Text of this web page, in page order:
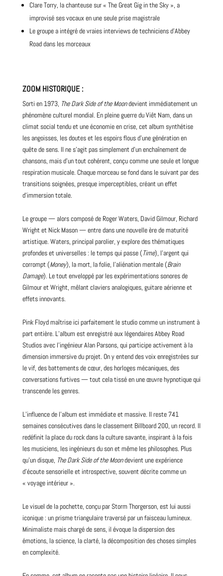
Clare Torry, la chanteuse sur « The Great Gig in the Sky », a
improvisé ses vocaux en une seule prise magistrale
Le groupe a intégré de vraies interviews de techniciens d’Abbey
Road dans les morceaux
ZOOM HISTORIQUE:
Sorti en 1973, The Dark Side of the Moondevient immédiatement un
phénomène culturel mondial. En pleine guerre du Viêt Nam, dans un
climat social tendu et une économie en crise, cet album synthétise
les angoisses, les doutes et les espoirs flous d’une génération en
quête de sens. Il ne s’agit pas simplement d’un enchaînement de
chansons, mais d’un tout cohérent, conçu comme une seule et longue
respiration musicale. Chaque morceau se fond dans le suivant par des
transitions soignées, presque imperceptibles, créant un effet
d’immersion totale.
Le groupe — alors composé de Roger Waters, DavidGilmour, Richard
Wright et Nick Mason — entre dans une nouvelle ère de maturité
artistique. Waters, principal parolier, y explore des thématiques
profondes et universelles : le temps qui passe (Time), l’argent qui
corrompt (Money), la mort, la folie, l’aliénation mentale (Brain
Damage). Le tout enveloppé par les expérimentations sonores de
Gilmour et Wright, mêlant claviers analogiques, guitare aérienne et
effets innovants.
Pink Floyd maîtrise ici parfaitement le studio comme un instrument à
part entière. L’album est enregistré aux légendaires Abbey Road
Studios avec l’ingénieur Alan Parsons, qui participe activement à la
dimension immersive du projet. On y entend des voix enregistrées sur
le vif, des battements de cœur, des horloges mécaniques, des
conversations furtives — tout cela tissé en une œuvre hypnotique qui
transcende les genres.
L’influence de l’album est immédiate et massive. Il reste 741
semaines consécutives dans le classement Billboard 200, un record. Il
redéfinit la place du rock dans la culture savante, inspirant à la fois
les musiciens, les ingénieurs du son et même les philosophes. Plus
qu’un disque, The Dark Side of the Moondevient une expérience
d’écoute sensorielle et introspective, souvent décrite comme un
« voyage intérieur ».
Le visuel de la pochette, conçu par Storm Thorgerson, est lui aussi
iconique : un prisme triangulaire traversé par un faisceau lumineux.
Minimaliste mais chargé de sens, il évoque la dispersion des
émotions, la science, la clarté, la décomposition des choses simples
en complexité.